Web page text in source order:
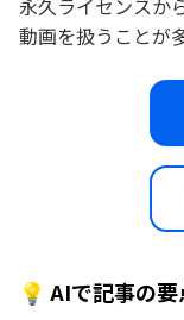
永久ライセンスか
動画を扱うことが
💡 AIで記事の